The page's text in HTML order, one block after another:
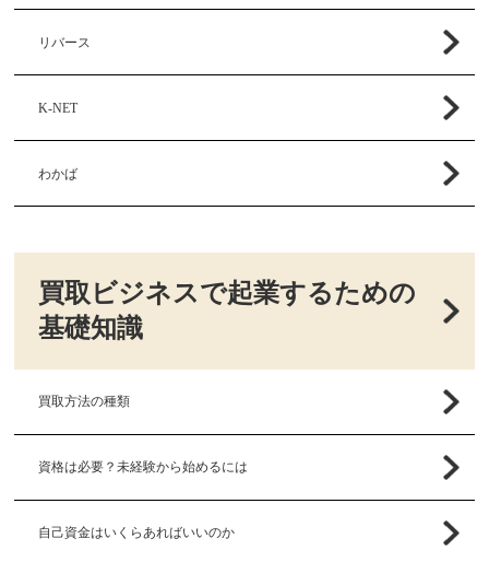
リバース
K-NET
わかば
買取ビジネスで起業するための
基礎知識
買取方法の種類
資格は必要？未経験から始めるには
自己資金はいくらあればいいのか